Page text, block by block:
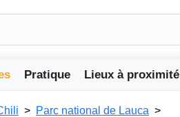
Pratique Lieux à proximité
Parc national de Lauca